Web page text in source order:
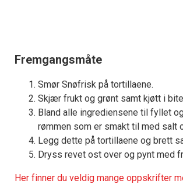
Fremgangsmåte
Smør Snøfrisk på tortillaene.
Skjær frukt og grønt samt kjøtt i
Bland alle ingrediensene til fyllet
rømmen som er smakt til med salt
Legg dette på tortillaene og brett
Dryss revet ost over og pynt med
Her finner du veldig mange oppskrifter